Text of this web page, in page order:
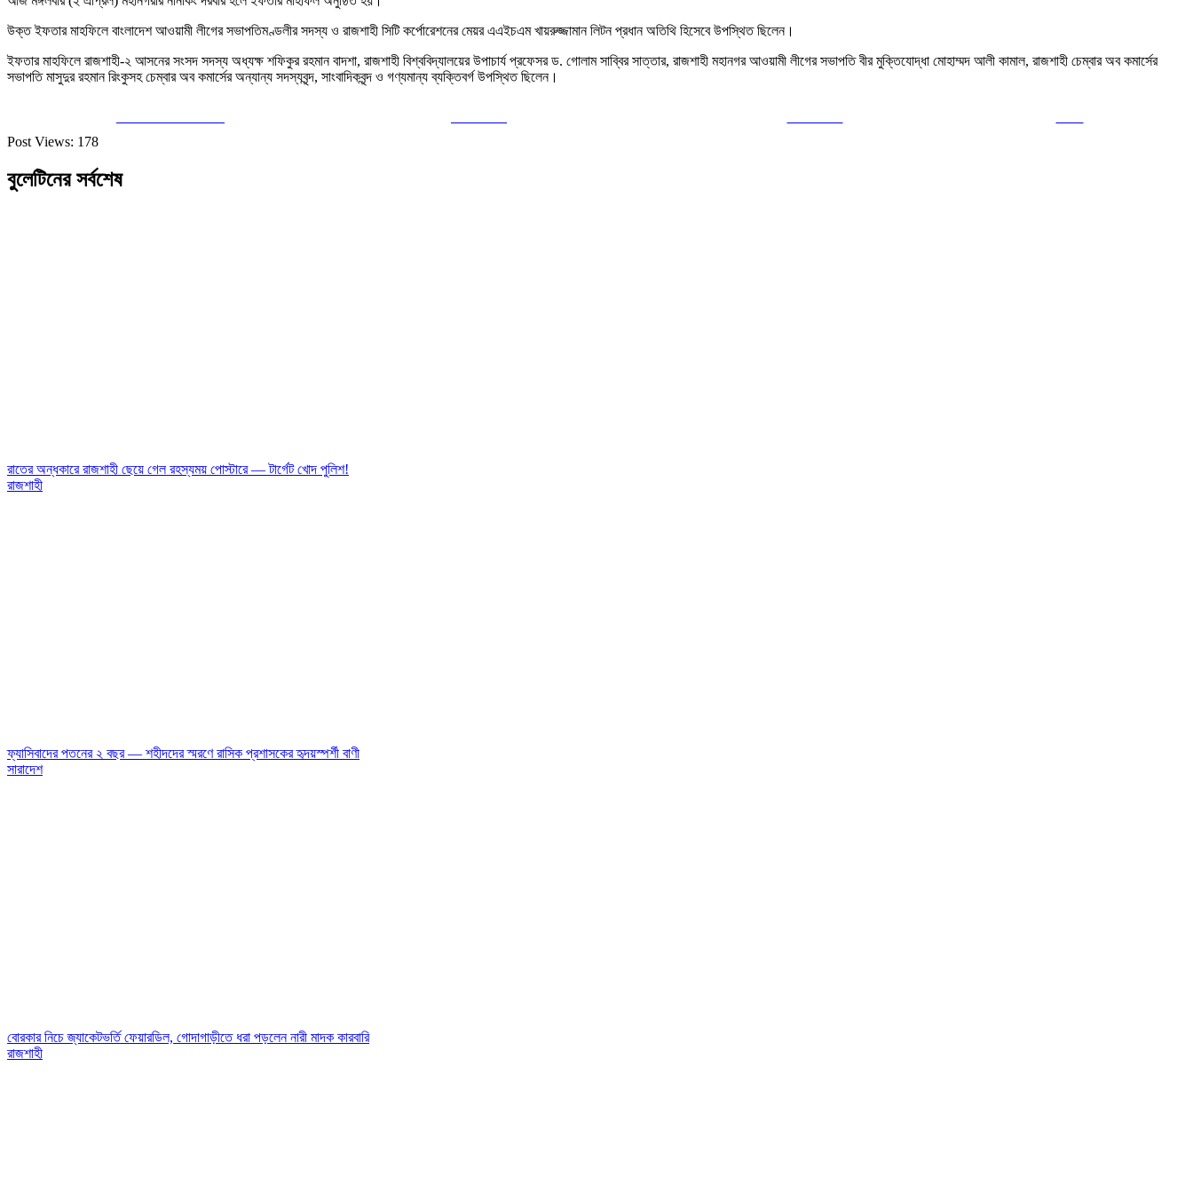
উক্ত ইফতার মাহফিলে বাংলাদেশ আওয়ামী লীগের সভাপতিমণ্ডলীর সদস্য ও রাজশাহী সিটি কর্পোরেশনের মেয়র এএইচএম খায়রুজ্জামান লিটন প্রধান অতিথি হিসেবে উপস্থিত ছিলেন।
ইফতার মাহফিলে রাজশাহী-২ আসনের সংসদ সদস্য অধ্যক্ষ শফিকুর রহমান বাদশা, রাজশাহী বিশ্ববিদ্যালয়ের উপাচার্য প্রফেসর ড. গোলাম সাব্বির সাত্তার, রাজশাহী মহানগর আওয়ামী লীগের সভাপতি বীর মুক্তিযোদ্ধা মোহাম্মদ আলী কামাল, রাজশাহী চেম্বার অব কমার্সের
সভাপতি মাসুদুর রহমান রিংকুসহ চেম্বার অব কমার্সের অন্যান্য সদস্যবৃন্দ, সাংবাদিকবৃন্দ ও গণ্যমান্য ব্যক্তিবর্গ উপস্থিত ছিলেন।
Post Views: 178
বুলেটিনের সর্বশেষ
রাতের অন্ধকারে রাজশাহী ছেয়ে গেল রহস্যময় পোস্টারে — টার্গেট খোদ পুলিশ!
রাজশাহী
ফ্যাসিবাদের পতনের ২ বছর — শহীদদের স্মরণে রাসিক প্রশাসকের হৃদয়স্পর্শী বাণী
সারাদেশ
বোরকার নিচে জ্যাকেটভর্তি ফেয়ারডিল, গোদাগাড়ীতে ধরা পড়লেন নারী মাদক কারবারি
রাজশাহী